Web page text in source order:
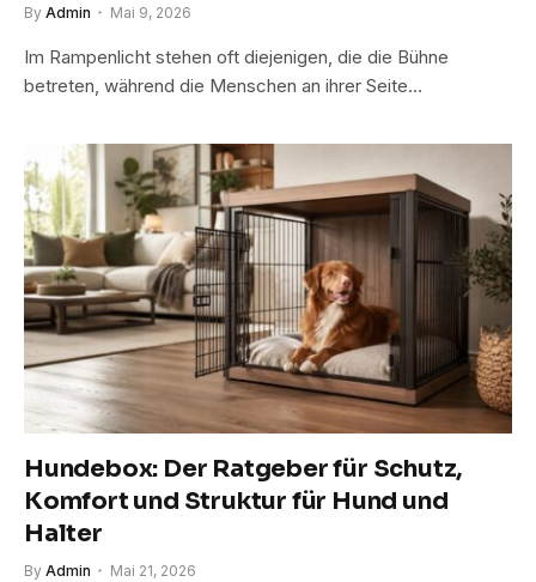
By Admin Mai 9, 2026
Im Rampenlicht stehen oft diejenigen, die die Bühne
betreten, während die Menschen an ihrer Seite…
Hundebox: Der Ratgeber für Schutz,
Komfort und Struktur für Hund und
Halter
By Admin Mai 21, 2026